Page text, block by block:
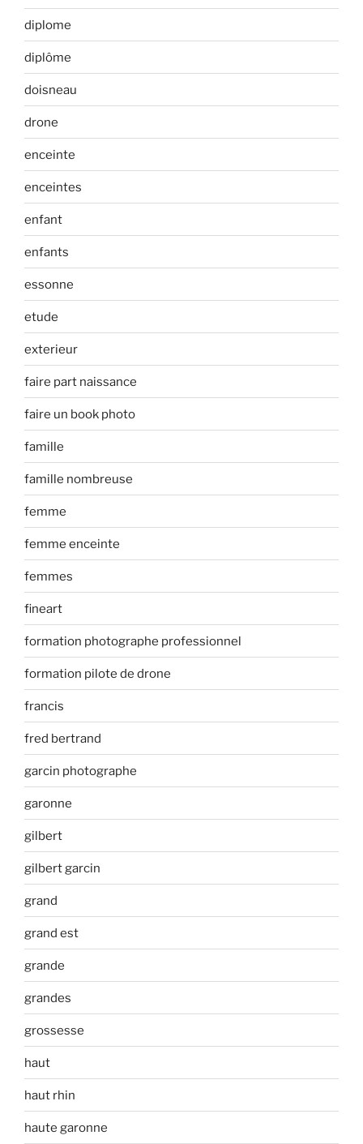
diplome
diplôme
doisneau
drone
enceinte
enceintes
enfant
enfants
essonne
etude
exterieur
faire part naissance
faire un book photo
famille
famille nombreuse
femme
femme enceinte
femmes
fineart
formation photographe professionnel
formation pilote de drone
francis
fred bertrand
garcin photographe
garonne
gilbert
gilbert garcin
grand
grand est
grande
grandes
grossesse
haut
haut rhin
haute garonne